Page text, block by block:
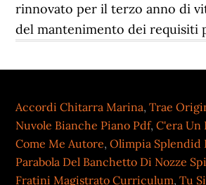
Accordi Chitarra Marina,Trae
Nuvole Bianche Piano Pdf,C'era Un
Come Me Autore,Olimpia Splendid
Parabola Del Banchetto Di Nozze
Fratini Magistrato Curriculum,Tu